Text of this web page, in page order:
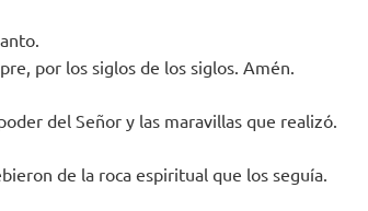
por los siglos de los siglos. Amén.
del Señor y las maravillas que realizó.
de la roca espiritual que los seguía.